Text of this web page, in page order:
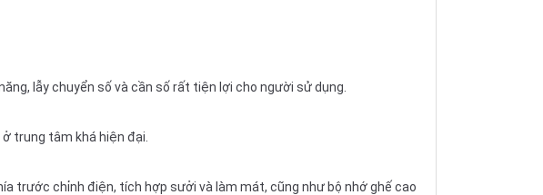
lẫy chuyển số và cần số rất tiện lợi cho người sử dụng.
trung tâm khá hiện đại.
trước chỉnh điện, tích hợp sưởi và làm mát, cũng như bộ nhớ ghế cao